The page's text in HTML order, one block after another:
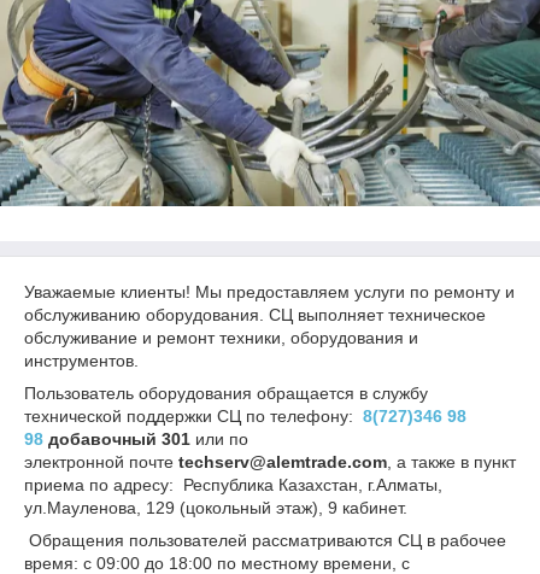
Уважаемые клиенты! Мы предоставляем услуги по ремонту и
обслуживанию оборудования. СЦ выполняет техническое
обслуживание и ремонт техники, оборудования и
инструментов.
Пользователь оборудования обращается в службу
технической поддержки СЦ по телефону: 8(727)346 98
98 добавочный 301 или по
электронной почте techserv@alemtrade.com , а также в пункт
приема по адресу: Республика Казахстан, г.Алматы,
ул.Мауленова, 129 (цокольный этаж), 9 кабинет.
Обращения пользователей рассматриваются СЦ в рабочее
время: с 09:00 до 18:00 по местному времени, с